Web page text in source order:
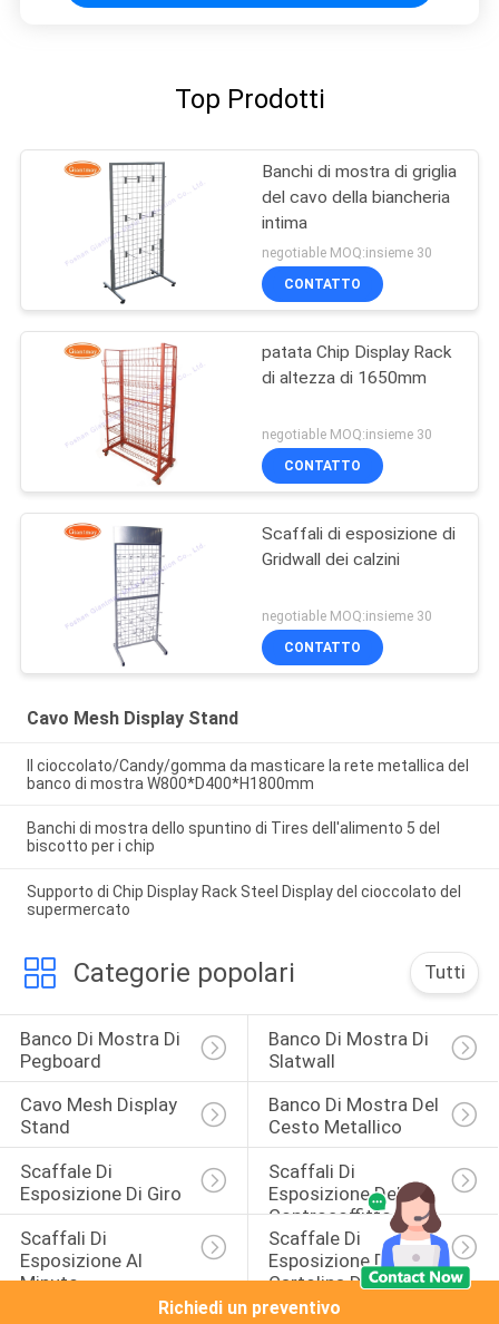
Top Prodotti
Banchi di mostra di griglia
del cavo della biancheria
intima
negotiable MOQ:insieme 30
CONTATTO
patata Chip Display Rack
di altezza di 1650mm
negotiable MOQ:insieme 30
CONTATTO
Scaffali di esposizione di
Gridwall dei calzini
negotiable MOQ:insieme 30
CONTATTO
Cavo Mesh Display Stand
Il cioccolato/Candy/gomma da masticare la rete metallica del
banco di mostra W800*D400*H1800mm
Banchi di mostra dello spuntino di Tires dell'alimento 5 del
biscotto per i chip
Supporto di Chip Display Rack Steel Display del cioccolato del
supermercato
Categorie popolari Tutti
Banco Di Mostra Di
Pegboard
Banco Di Mostra Di
Slatwall
Cavo Mesh Display
Stand
Banco Di Mostra Del
Cesto Metallico
Scaffale Di
Esposizione Di Giro
Scaffali Di
Esposizione Del
Controsoffitto
Scaffali Di
Esposizione Al
Minuto
Scaffale Di
Esposizione Della
Cartolina D'auguri
Richiedi un preventivo